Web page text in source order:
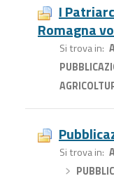
I
Romagna
Si trova in
Si trova in